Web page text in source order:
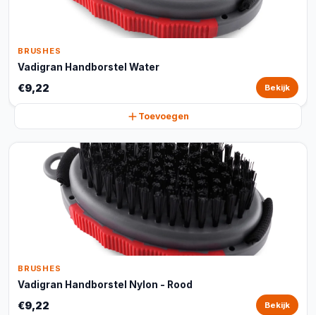
BRUSHES
Vadigran Handborstel Water
€9,22 Bekijk
Toevoegen
BRUSHES
Vadigran Handborstel Nylon - Rood
€9,22 Bekijk